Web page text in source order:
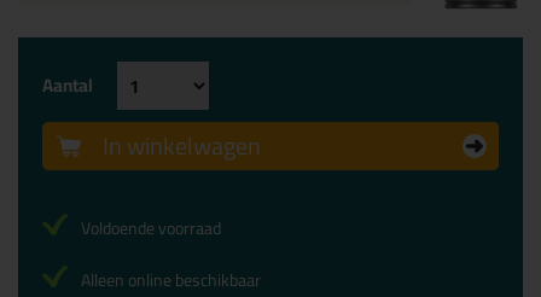
Aantal
In winkelwagen
Voldoende voorraad
Alleen online beschikbaar